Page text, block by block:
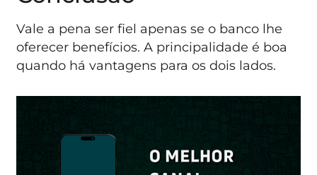
Vale a pena ser fiel apenas se o banco lhe
oferecer benefícios. A principalidade é boa
quando há vantagens para os dois lados.